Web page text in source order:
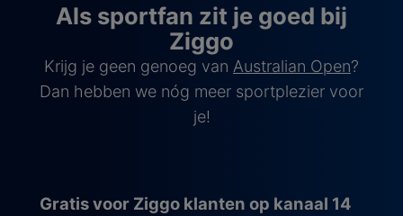
Als sportfan zit je goed bij
Ziggo
Krijg je geen genoeg van Australian Open?
Dan hebben we nóg meer sportplezier voor
je!
Gratis voor Ziggo klanten op kanaal 14